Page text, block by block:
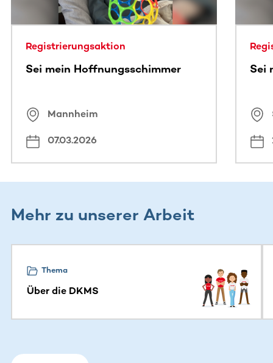
Registrierungsaktion
Sei mein Hoffnungsschimmer
Mannheim
07.03.2026
Sei
Mehr zu unserer Arbeit
Thema
Über die DKMS